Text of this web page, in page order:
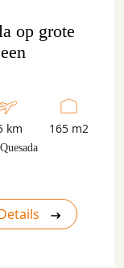
op grote
km 165 m2